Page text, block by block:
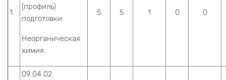
1.
(профиль)
подготовки:
Неорганическая
химия
5 5 1 0 0
09.04.02